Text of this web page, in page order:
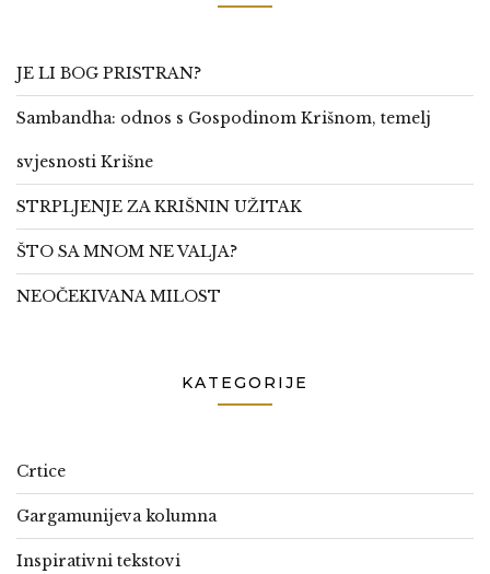
JE LI BOG PRISTRAN?
Sambandha: odnos s Gospodinom Krišnom, temelj
svjesnosti Krišne
STRPLJENJE ZA KRIŠNIN UŽITAK
ŠTO SA MNOM NE VALJA?
NEOČEKIVANA MILOST
KATEGORIJE
Crtice
Gargamunijeva kolumna
Inspirativni tekstovi